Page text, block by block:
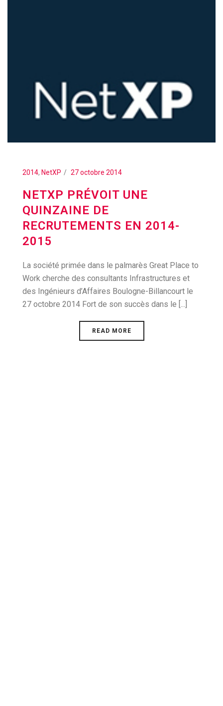
2014, NetXP 27 octobre 2014
NETXP PRÉVOIT UNE
QUINZAINE DE
RECRUTEMENTS EN 2014-
2015
La société primée dans le palmarès Great Place to
Work cherche des consultants Infrastructures et
des Ingénieurs d’Affaires Boulogne-Billancourt le
27 octobre 2014 Fort de son succès dans le [...]
READ MORE